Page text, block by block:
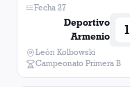
Fecha 27
Deportivo
Armenio
1
León Kolbowski
Campeonato Primera B